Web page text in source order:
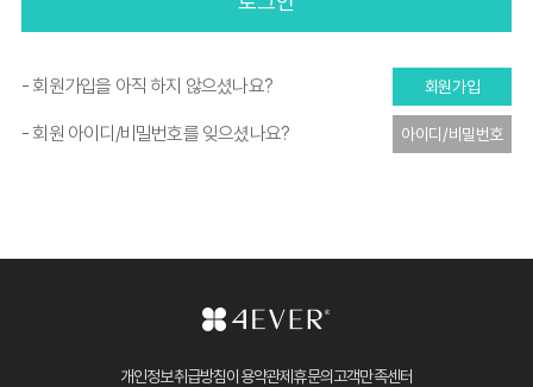
- 회원가입을 아직 하지 않으셨나요? 회원가입
- 회원 아이디/비밀번호를 잊으셨나요?
아이디/비밀번호
개인정보취급방침이용약관제휴문의고객만족센터